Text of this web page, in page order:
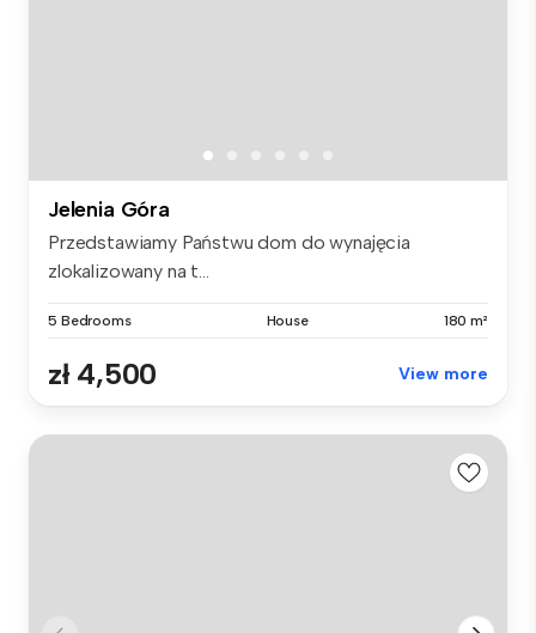
Jelenia Góra
Przedstawiamy Państwu dom do wynajęcia
zlokalizowany na t...
5 Bedrooms House 180 m²
zł 4,500 View more